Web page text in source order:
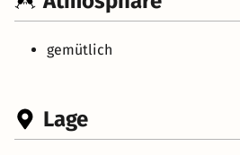
gemütlich
Lage